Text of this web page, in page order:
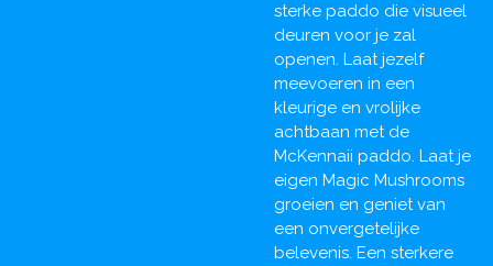
sterke paddo die visueel
deuren voor je zal
openen. Laat jezelf
meevoeren in een
kleurige en vrolijke
achtbaan met de
McKennaii paddo. Laat je
eigen Magic Mushrooms
groeien en geniet van
een onvergetelijke
belevenis. Een sterkere